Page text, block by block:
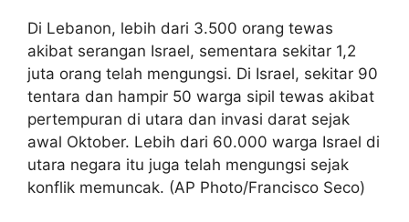
Di Lebanon, lebih dari 3.500 orang tewas
akibat serangan Israel, sementara sekitar 1,2
juta orang telah mengungsi. Di Israel, sekitar 90
tentara dan hampir 50 warga sipil tewas akibat
pertempuran di utara dan invasi darat sejak
awal Oktober. Lebih dari 60.000 warga Israel di
utara negara itu juga telah mengungsi sejak
konflik memuncak. (AP Photo/Francisco Seco)